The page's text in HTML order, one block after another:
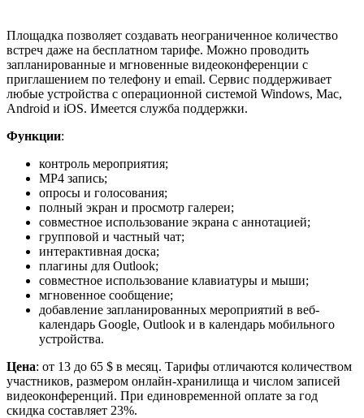
Площадка позволяет создавать неограниченное количество
встреч даже на бесплатном тарифе. Можно проводить
запланированные и мгновенные видеоконференции с
приглашением по телефону и email. Сервис поддерживает
любые устройства с операционной системой Windows, Mac,
Android и iOS. Имеется служба поддержки.
Функции:
контроль мероприятия;
MP4 запись;
опросы и голосования;
полный экран и просмотр галереи;
совместное использование экрана с аннотацией;
групповой и частный чат;
интерактивная доска;
плагины для Outlook;
совместное использование клавиатуры и мыши;
мгновенное сообщение;
добавление запланированных мероприятий в веб-
календарь Google, Outlook и в календарь мобильного
устройства.
Цена: от 13 до 65 $ в месяц. Тарифы отличаются количеством
участников, размером онлайн-хранилища и числом записей
видеоконференций. При единовременной оплате за год
скидка составляет 23%.